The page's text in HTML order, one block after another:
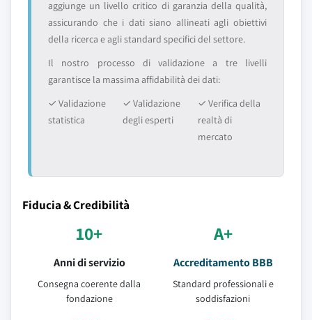
aggiunge un livello critico di garanzia della qualità,
assicurando che i dati siano allineati agli obiettivi
della ricerca e agli standard specifici del settore.
Il nostro processo di validazione a tre livelli
garantisce la massima affidabilità dei dati:
✓ Validazione
statistica
✓ Validazione
degli esperti
✓ Verifica della
realtà di
mercato
Fiducia & Credibilità
10+
Anni di servizio
Consegna coerente dalla
fondazione
A+
Accreditamento BBB
Standard professionali e
soddisfazioni